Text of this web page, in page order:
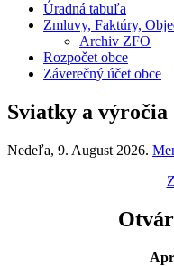
Úradná tabuľa
Zmluvy, Faktúry,
Archiv ZFO
Rozpočet obce
Záverečný účet obce
Sviatky a výročia
Nedeľa, 9. August 2026.